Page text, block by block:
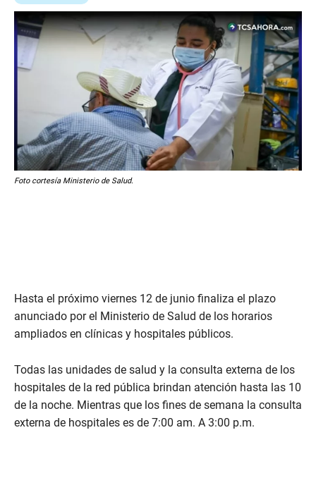
Foto cortesía Ministerio de Salud.
Hasta el próximo viernes 12 de junio finaliza el plazo
anunciado por el Ministerio de Salud de los horarios
ampliados en clínicas y hospitales públicos.
Todas las unidades de salud y la consulta externa de los
hospitales de la red pública brindan atención hasta las 10
de la noche. Mientras que los fines de semana la consulta
externa de hospitales es de 7:00 am. A 3:00 p.m.